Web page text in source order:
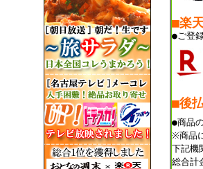
■楽
●ご登
■後
●商品
※商品
下記機
総合計